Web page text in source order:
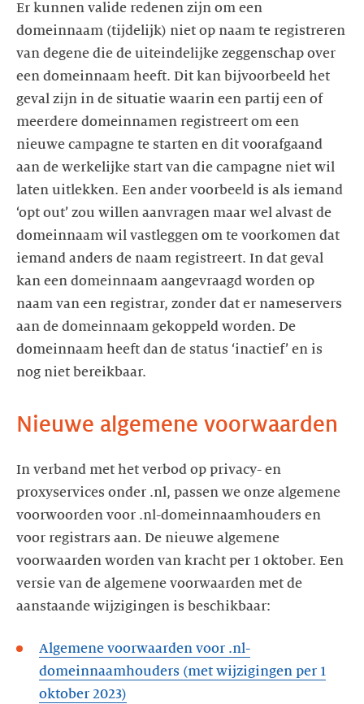
Er kunnen valide redenen zijn om een
domeinnaam (tijdelijk) niet op naam te registreren
van degene die de uiteindelijke zeggenschap over
een domeinnaam heeft. Dit kan bijvoorbeeld het
geval zijn in de situatie waarin een partij een of
meerdere domeinnamen registreert om een
nieuwe campagne te starten en dit voorafgaand
aan de werkelijke start van die campagne niet wil
laten uitlekken. Een ander voorbeeld is als iemand
‘opt out’ zou willen aanvragen maar wel alvast de
domeinnaam wil vastleggen om te voorkomen dat
iemand anders de naam registreert. In dat geval
kan een domeinnaam aangevraagd worden op
naam van een registrar, zonder dat er nameservers
aan de domeinnaam gekoppeld worden. De
domeinnaam heeft dan de status ‘inactief’ en is
nog niet bereikbaar.
Nieuwe algemene voorwaarden
In verband met het verbod op privacy- en
proxyservices onder .nl, passen we onze algemene
voorwoorden voor .nl-domeinnaamhouders en
voor registrars aan. De nieuwe algemene
voorwaarden worden van kracht per 1 oktober. Een
versie van de algemene voorwaarden met de
aanstaande wijzigingen is beschikbaar:
Algemene voorwaarden voor .nl-
domeinnaamhouders (met wijzigingen per 1
oktober 2023)